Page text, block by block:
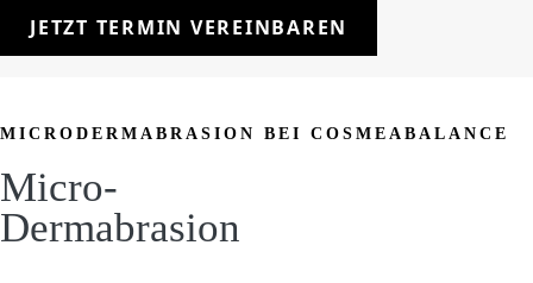
JETZT TERMIN VEREINBAREN
MICRODERMABRASION BEI COSMEABALANCE
Micro-
Dermabrasion